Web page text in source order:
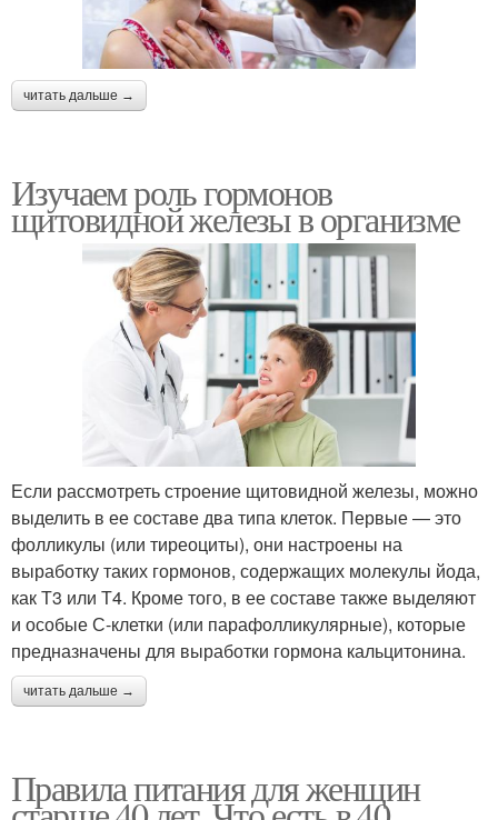
читать дальше →
Изучаем роль гормонов
щитовидной железы в организме
Если рассмотреть строение щитовидной железы, можно
выделить в ее составе два типа клеток. Первые — это
фолликулы (или тиреоциты), они настроены на
выработку таких гормонов, содержащих молекулы йода,
как Т3 или Т4. Кроме того, в ее составе также выделяют
и особые С-клетки (или парафолликулярные), которые
предназначены для выработки гормона кальцитонина.
читать дальше →
Правила питания для женщин